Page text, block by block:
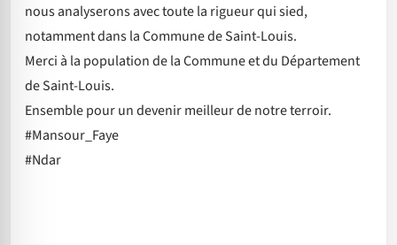
nous analyserons avec toute la rigueur qui sied,
notamment dans la Commune de Saint-Louis.
Merci à la population de la Commune et du Département
de Saint-Louis.
Ensemble pour un devenir meilleur de notre terroir.
#Mansour_Faye
#Ndar